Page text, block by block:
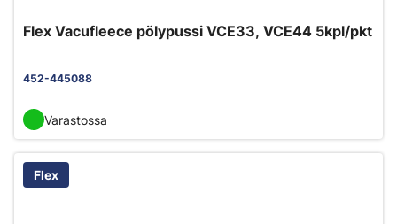
Flex Vacufleece pölypussi VCE33, VCE44 5kpl/pkt
452-445088
Varastossa
Flex